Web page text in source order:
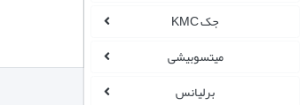
جک KMC
میتسوبیشی
برلیانس